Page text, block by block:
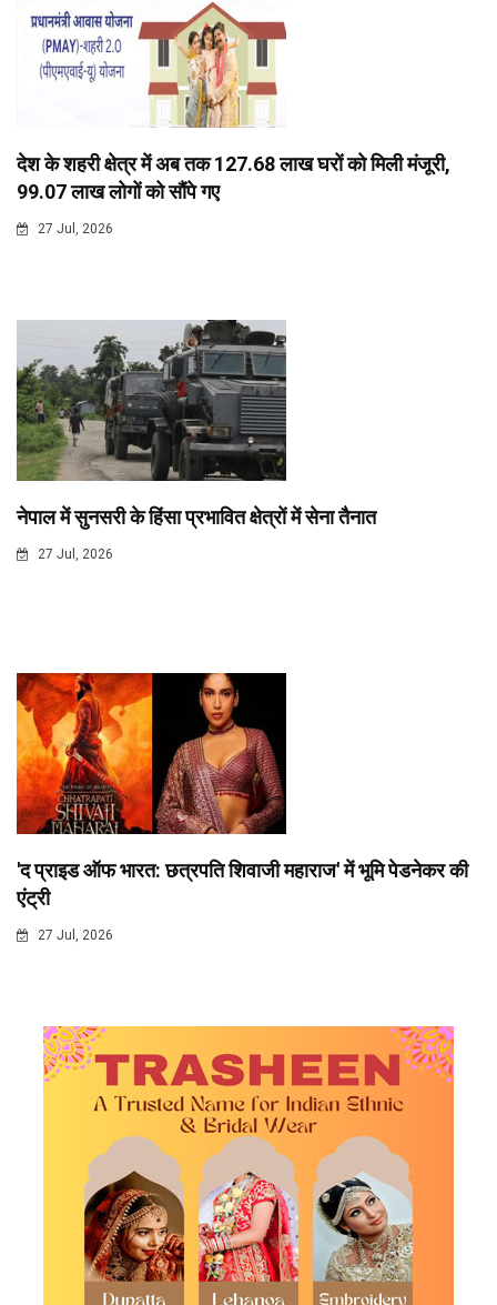
देश के शहरी क्षेत्र में अब तक 127.68 लाख घरों को मिली मंजूरी,
99.07 लाख लोगों को सौंपे गए
27 Jul, 2026
नेपाल में सुनसरी के हिंसा प्रभावित क्षेत्रों में सेना तैनात
27 Jul, 2026
'द प्राइड ऑफ भारत: छत्रपति शिवाजी महाराज' में भूमि पेडनेकर की
एंट्री
27 Jul, 2026